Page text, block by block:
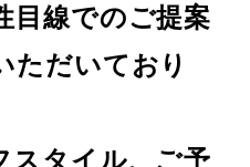
目線でのご提案
ただいており
スタイル、ご予